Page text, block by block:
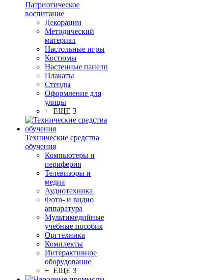
Патриотическое
воспитание
Декорации
Методический
материал
Настольные игры
Костюмы
Настенные панели
Плакаты
Стенды
Оформление для
улицы
+ ЕЩЕ 3
Технические средства
обучения
Компьютеры и
периферия
Телевизоры и
медиа
Аудиотехника
Фото- и видио
аппаратура
Мультимедийные
учебные пособия
Оргтехника
Комплекты
Интерактивное
оборудование
+ ЕЩЕ 3